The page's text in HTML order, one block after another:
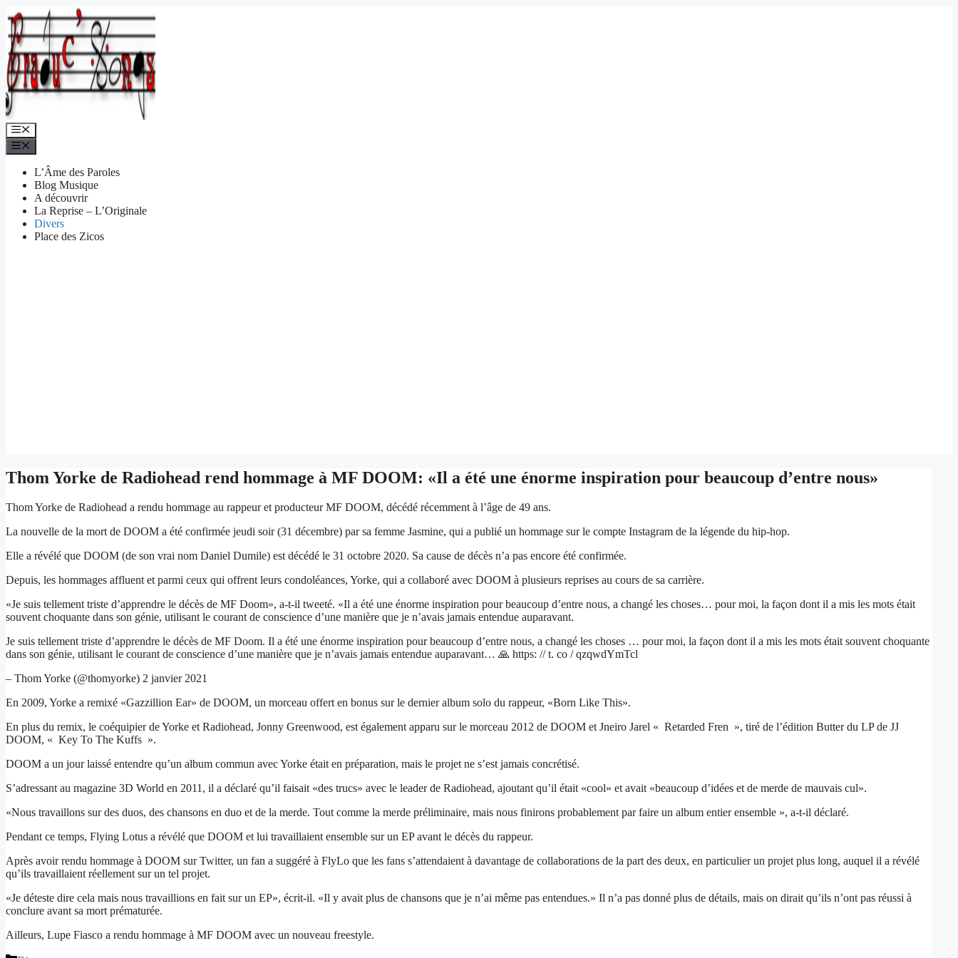
Aller
au
contenu
Menu
L’Âme des Paroles
Blog Musique
A découvrir
La Reprise – L’Originale
Divers
Place des Zicos
Thom Yorke de Radiohead rend hommage à MF DOOM: «Il a été une énorme inspiration pour beaucoup d’entre nous»
Thom Yorke de Radiohead a rendu hommage au rappeur et producteur MF DOOM, décédé récemment à l’âge de 49 ans.
La nouvelle de la mort de DOOM a été confirmée jeudi soir (31 décembre) par sa femme Jasmine, qui a publié un hommage sur le compte Instagram de la légende du hip-hop.
Elle a révélé que DOOM (de son vrai nom Daniel Dumile) est décédé le 31 octobre 2020. Sa cause de décès n’a pas encore été confirmée.
Depuis, les hommages affluent et parmi ceux qui offrent leurs condoléances, Yorke, qui a collaboré avec DOOM à plusieurs reprises au cours de sa carrière.
«Je suis tellement triste d’apprendre le décès de MF Doom», a-t-il tweeté. «Il a été une énorme inspiration pour beaucoup d’entre nous, a changé les choses… pour moi, la façon dont il a mis les mots était
souvent choquante dans son génie, utilisant le courant de conscience d’une manière que je n’avais jamais entendue auparavant.
Je suis tellement triste d’apprendre le décès de MF Doom. Il a été une énorme inspiration pour beaucoup d’entre nous, a changé les choses … pour moi, la façon dont il a mis les mots était souvent choquante
dans son génie, utilisant le courant de conscience d’une manière que je n’avais jamais entendue auparavant… 🙏 https: // t. co / qzqwdYmTcl
– Thom Yorke (@thomyorke) 2 janvier 2021
En 2009, Yorke a remixé «Gazzillion Ear» de DOOM, un morceau offert en bonus sur le dernier album solo du rappeur, «Born Like This».
En plus du remix, le coéquipier de Yorke et Radiohead, Jonny Greenwood, est également apparu sur le morceau 2012 de DOOM et Jneiro Jarel « Retarded Fren », tiré de l’édition Butter du LP de JJ
DOOM, « Key To The Kuffs ».
DOOM a un jour laissé entendre qu’un album commun avec Yorke était en préparation, mais le projet ne s’est jamais concrétisé.
S’adressant au magazine 3D World en 2011, il a déclaré qu’il faisait «des trucs» avec le leader de Radiohead, ajoutant qu’il était «cool» et avait «beaucoup d’idées et de merde de mauvais cul».
«Nous travaillons sur des duos, des chansons en duo et de la merde. Tout comme la merde préliminaire, mais nous finirons probablement par faire un album entier ensemble », a-t-il déclaré.
Pendant ce temps, Flying Lotus a révélé que DOOM et lui travaillaient ensemble sur un EP avant le décès du rappeur.
Après avoir rendu hommage à DOOM sur Twitter, un fan a suggéré à FlyLo que les fans s’attendaient à davantage de collaborations de la part des deux, en particulier un projet plus long, auquel il a révélé
qu’ils travaillaient réellement sur un tel projet.
«Je déteste dire cela mais nous travaillions en fait sur un EP», écrit-il. «Il y avait plus de chansons que je n’ai même pas entendues.» Il n’a pas donné plus de détails, mais on dirait qu’ils n’ont pas réussi à
conclure avant sa mort prématurée.
Ailleurs, Lupe Fiasco a rendu hommage à MF DOOM avec un nouveau freestyle.